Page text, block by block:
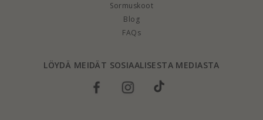
Sormuskoot
Blog
FAQs
LÖYDÄ MEIDÄT SOSIAALISESTA MEDIASTA